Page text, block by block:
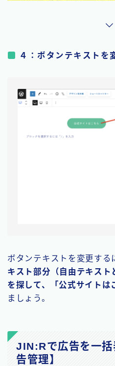
４：ボタンテキストを
ボタンテキストを変更する
キスト部分（自由テキスト
を探して、「公式サイトは
ましょう。
JIN:Rで広告を一
告管理】